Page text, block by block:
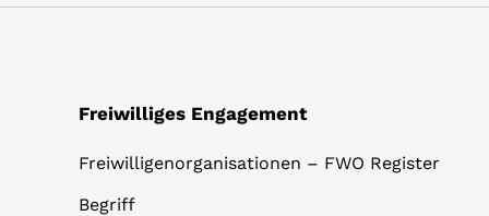
Freiwilliges Engagement
Freiwilligenorganisationen – FWO Register
Begriff